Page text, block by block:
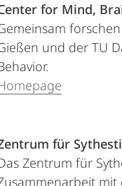
for Mind,
und der TU
für
Zentrum für